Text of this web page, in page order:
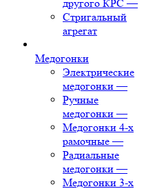
другого КРС —
Стригальный
агрегат
Медогонки
Электрические
медогонки —
Ручные
медогонки —
Медогонки 4-х
рамочные —
Радиальные
медогонки —
Медогонки 3-х